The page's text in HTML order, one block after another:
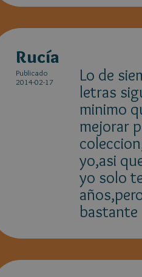
Rucía
Publicado
2014-02-17
Lo de
letras
minimo
mejorar
yo,asi
yo solo
bastante